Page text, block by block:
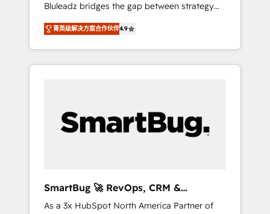
operations to accelerate decisions,
streamline processes, and unlock efficiency
at scale. From predictive intelligence to
conversational AI, we turn data into action
and automation into competitive advantage.
Bluleadz bridges the gap between strategy
and execution. We don't just "set up tools" —
we install the GTM Operating System (GTM
OS) to align your leadership and engineer a
portal that drives predictable revenue
and Story to stop "accelerating a mess." ⚙️
Elite Engineering & AI Scalable Architecture:
agents, and high-integrity migrations for total
reporting clarity. Security & Compliance: SOC
菁英级解决方案合作伙伴4.9
SmartBug 🚀 RevOps, CRM &
Integration Experts
As a 3x HubSpot North America Partner of